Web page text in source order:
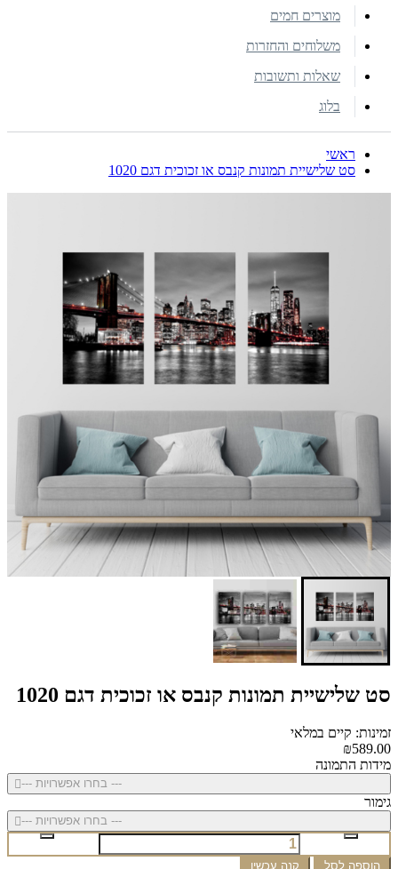
מוצרים חמים
משלוחים והחזרות
שאלות ותשובות
בלוג
ראשי
סט שלישיית תמונות קנבס או זכוכית דגם 1020
סט שלישיית תמונות קנבס או זכוכית דגם 1020
זמינות: קיים במלאי
₪589.00
מידות התמונה
--- בחרו אפשרויות ---
גימור
--- בחרו אפשרויות ---
הוספה לסל קנה עכשיו